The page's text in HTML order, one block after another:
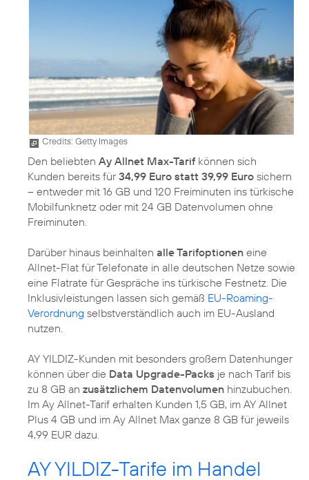
Credits: Getty Images
Den beliebten Ay Allnet Max-Tarif können sich
Kunden bereits für34,99 Euro statt 39,99 Euro sichern
– entweder mit 16 GB und 120 Freiminuten ins türkische
Mobilfunknetz oder mit 24 GB Datenvolumen ohne
Freiminuten.
Darüber hinaus beinhalten alle Tarifoptionen eine
Allnet-Flat für Telefonate in alle deutschen Netze sowie
eine Flatrate für Gespräche ins türkische Festnetz. Die
Inklusivleistungen lassen sich gemäß EU-Roaming-
Verordnung selbstverständlich auch im EU-Ausland
nutzen.
AY YILDIZ-Kunden mit besonders großem Datenhunger
können über die Data Upgrade-Packs je nach Tarif bis
zu 8 GB an zusätzlichem Datenvolumen hinzubuchen.
Im Ay Allnet-Tarif erhalten Kunden 1,5 GB, im AY Allnet
Plus 4 GB und im Ay Allnet Max ganze 8 GB für jeweils
4,99 EUR dazu.
AY YILDIZ-Tarife im Handel